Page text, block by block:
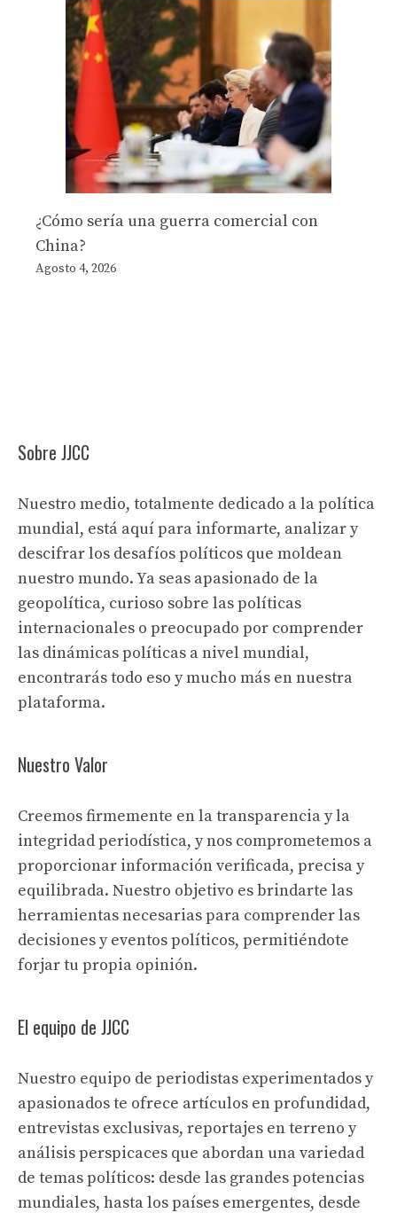
¿Cómo sería una guerra comercial con
China?
Agosto 4, 2026
Sobre JJCC
Nuestro medio, totalmente dedicado a la política
mundial, está aquí para informarte, analizar y
descifrar los desafíos políticos que moldean
nuestro mundo. Ya seas apasionado de la
geopolítica, curioso sobre las políticas
internacionales o preocupado por comprender
las dinámicas políticas a nivel mundial,
encontrarás todo eso y mucho más en nuestra
plataforma.
Nuestro Valor
Creemos firmemente en la transparencia y la
integridad periodística, y nos comprometemos a
proporcionar información verificada, precisa y
equilibrada. Nuestro objetivo es brindarte las
herramientas necesarias para comprender las
decisiones y eventos políticos, permitiéndote
forjar tu propia opinión.
El equipo de JJCC
Nuestro equipo de periodistas experimentados y
apasionados te ofrece artículos en profundidad,
entrevistas exclusivas, reportajes en terreno y
análisis perspicaces que abordan una variedad
de temas políticos: desde las grandes potencias
mundiales, hasta los países emergentes, desde